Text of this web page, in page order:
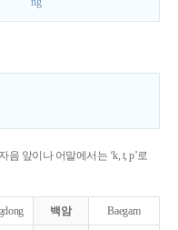
음 앞이나 어말에서는 ‘k, t, p’로
백암 Baegam